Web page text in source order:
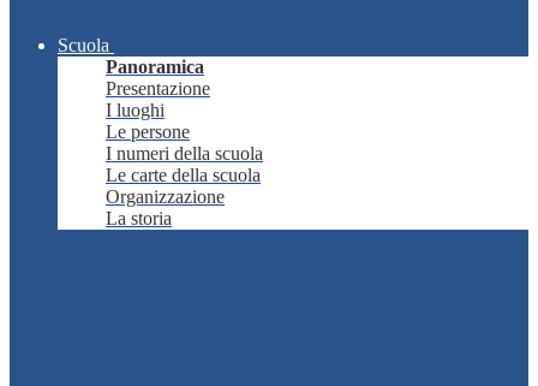
Scuola
Panoramica
Presentazione
I luoghi
Le persone
I numeri della scuola
Le carte della scuola
Organizzazione
La storia